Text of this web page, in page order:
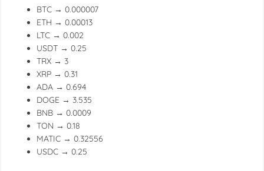
BTC → 0.000007
ETH → 0.00013
LTC → 0.002
USDT → 0.25
TRX → 3
XRP → 0.31
ADA → 0.694
DOGE → 3.535
BNB → 0.0009
TON → 0.18
MATIC → 0.32556
USDC → 0.25